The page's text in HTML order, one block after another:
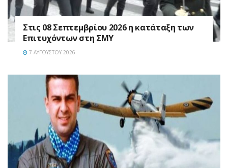
Στις 08 Σεπτεμβρίου 2026 η κατάταξη των
Επιτυχόντων στη ΣΜΥ
7 ΑΥΓΟΎΣΤΟΥ 2026